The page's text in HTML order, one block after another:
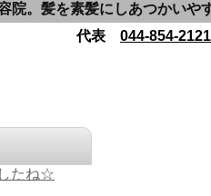
髪を素髪にしあつかいやす
代表 044-854-2121
たね☆